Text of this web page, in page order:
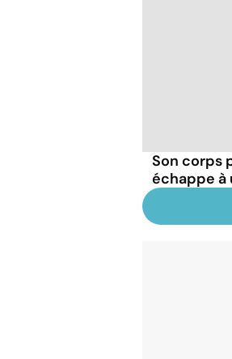
Son corps
échappe à